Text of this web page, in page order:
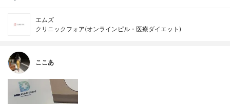
エムズ
クリニックフォア(オンラインピル・医療ダイエット)
ここあ